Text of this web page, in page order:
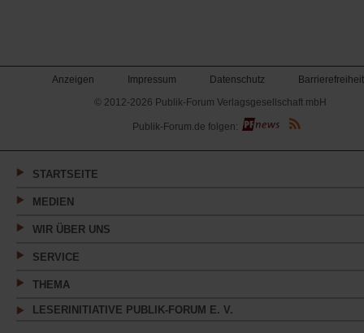
Anzeigen Impressum Datenschutz
Barrierefreiheit
© 2012-2026 Publik-Forum Verlagsgesellschaft mbH
(Öffnet
in
neuen
Publik-Forum.de folgen:
STARTSEITE
MEDIEN
WIR ÜBER UNS
SERVICE
THEMA
LESERINITIATIVE PUBLIK-FORUM E. V.